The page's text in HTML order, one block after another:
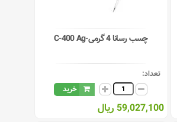
چسب رسانا 4 گرمی-C-400 Ag
تعداد:
خرید
59,027,100 ریال